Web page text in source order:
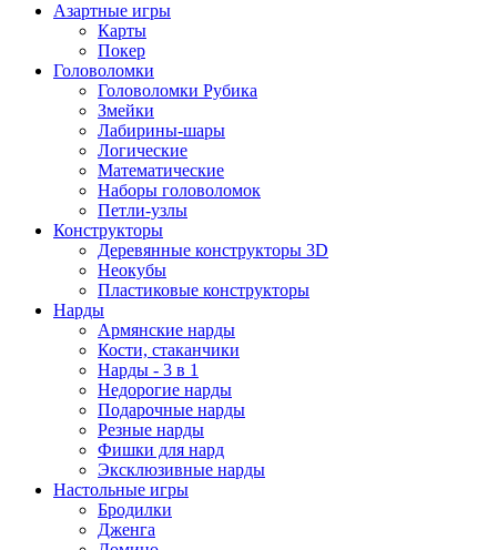
Азартные игры
Карты
Покер
Головоломки
Головоломки Рубика
Змейки
Лабирины-шары
Логические
Математические
Наборы головоломок
Петли-узлы
Конструкторы
Деревянные конструкторы 3D
Неокубы
Пластиковые конструкторы
Нарды
Армянские нарды
Кости, стаканчики
Нарды - 3 в 1
Недорогие нарды
Подарочные нарды
Резные нарды
Фишки для нард
Эксклюзивные нарды
Настольные игры
Бродилки
Дженга